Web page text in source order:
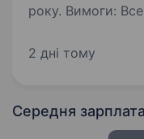
року. Вимоги: Все що потрібно від вас досвід
видами стрижок Голити небезпечним лезом
2 дні тому
Середня